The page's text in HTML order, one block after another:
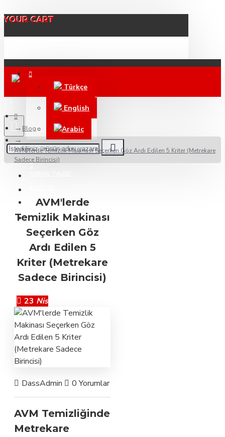
YOUR CART
Türkçe
English
Arabic
BAYILERIMIZ
DESTEK
Blog
AVM'lerde Temizlik Makinası Seçerken Göz Ardı Edilen 5 Kriter (Metrekare
Sadece Birincisi)
AVM'lerde
Temizlik Makinası
Seçerken Göz
Ardı Edilen 5
Kriter (Metrekare
Sadece Birincisi)
23 Nis
DassAdmin 0 Yorumlar
AVM Temizliğinde
Metrekare